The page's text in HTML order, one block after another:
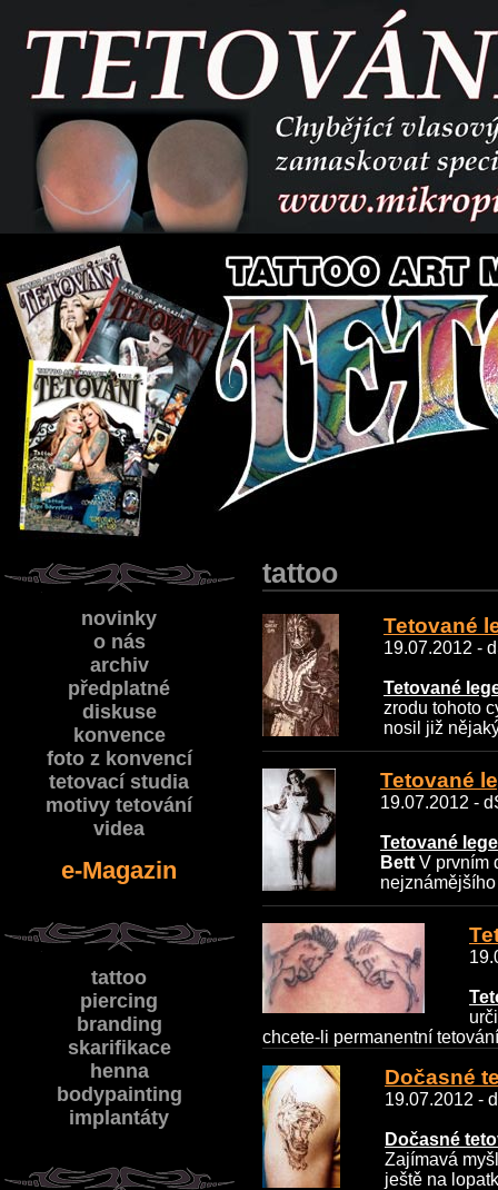
tattoo
Tetované
19.07.2012 -
Tetované
zrodu tohoto
nosil již
Tetované
19.07.2012 -
Tetované
Bett V prvním
nejznámějšího
chcete-li permanentní
Dočasné
19.07.2012 -
Dočasné
Zajímavá
ještě na
novinky
o nás
archiv
předplatné
diskuse
konvence
foto z konvencí
tetovací studia
motivy tetování
videa
e-Magazin
tattoo
piercing
branding
skarifikace
henna
bodypainting
implantáty